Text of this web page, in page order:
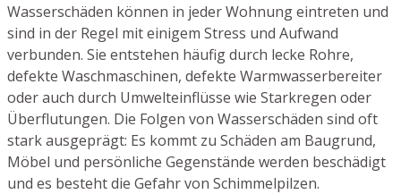
Wasserschäden können in jeder Wohnung eintreten und
sind in der Regel mit einigem Stress und Aufwand
verbunden. Sie entstehen häufig durch lecke Rohre,
defekte Waschmaschinen, defekte Warmwasserbereiter
oder auch durch Umwelteinflüsse wie Starkregen oder
Überflutungen. Die Folgen von Wasserschäden sind oft
stark ausgeprägt: Es kommt zu Schäden am Baugrund,
Möbel und persönliche Gegenstände werden beschädigt
und es besteht die Gefahr von Schimmelpilzen.